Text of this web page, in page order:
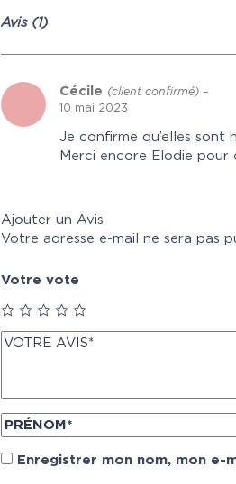
Avis (1)
Cécile (client confirmé) –
10 mai 2023
Je confirme qu’elles
Merci encore Elodie pour
Ajouter un Avis
Votre adresse e-mail ne sera pas
Votre vote
Enregistrer mon nom, mon e-